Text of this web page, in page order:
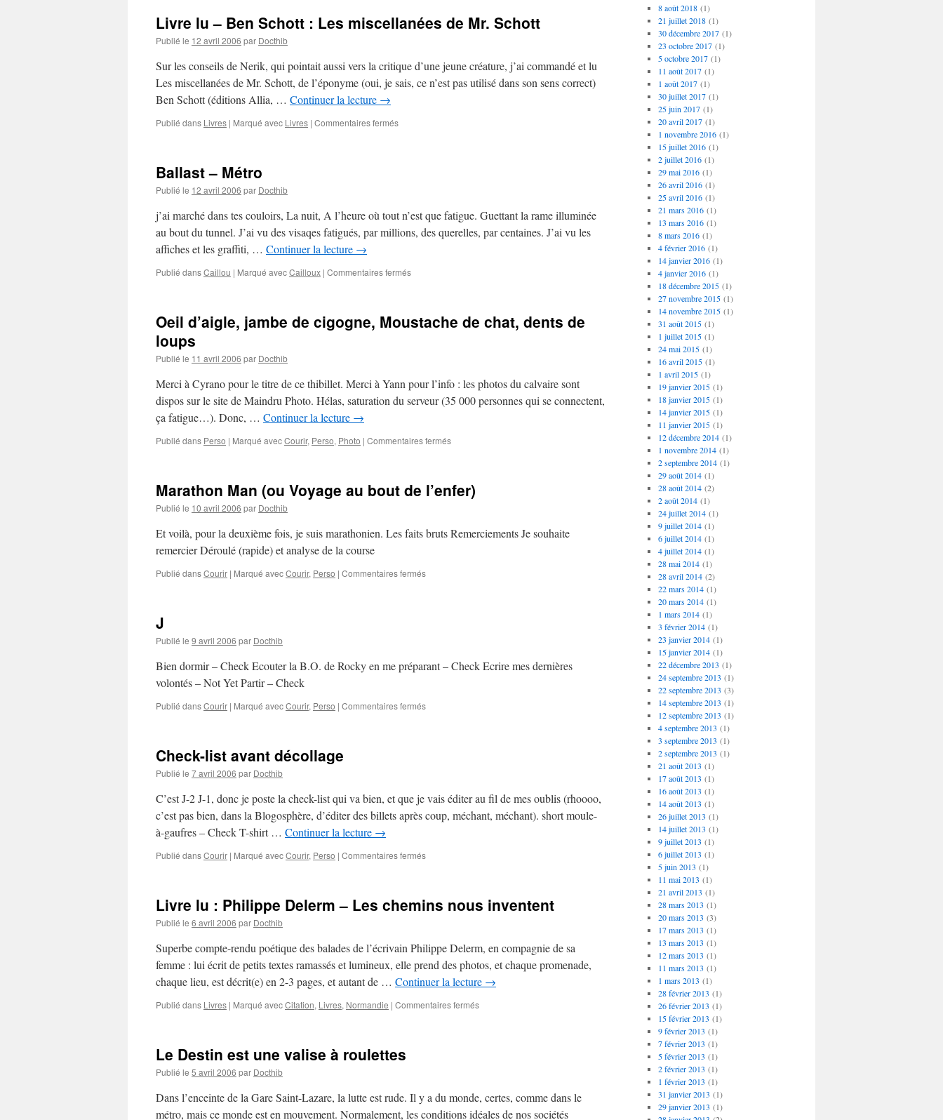
–
Chasseurs
de
chimères
combien
Livre lu – Ben Schott : Les miscellanées de Mr. Schott
Publié le 12 avril 2006 par Docthib
Sur les conseils de Nerik, qui pointait aussi vers la critique d’une jeune créature, j’ai commandé et lu
Les miscellanées de Mr. Schott, de l’éponyme (oui, je sais, ce n’est pas utilisé dans son sens correct)
Ben Schott (éditions Allia, … Continuer la lecture →
Publié dans Livres | Marqué avec Livres | Commentaires ferméssur
Les
miscellanées
de
Ballast – Métro
Publié le 12 avril 2006 par Docthib
j’ai marché dans tes couloirs, La nuit, A l’heure où tout n’est que fatigue. Guettant la rame illuminée
au bout du tunnel. J’ai vu des visaqes fatigués, par millions, des querelles, par centaines. J’ai vu les
affiches et les graffiti, … Continuer la lecture →
Publié dansCaillou | Marqué avecCailloux | Commentaires ferméssur
Oeil d’aigle, jambe de cigogne, Moustache de chat, dents de
loups
Publié le 11 avril 2006 par Docthib
Merci à Cyrano pour le titre de ce thibillet. Merci à Yann pour l’info : les photos du calvaire sont
dispos sur le site de Maindru Photo. Hélas, saturation du serveur (35 000 personnes qui se connectent,
ça fatigue…). Donc, … Continuer la lecture →
Publié dans Perso | Marqué avecCourir, Perso, Photo | Commentaires ferméssur
de
cigogne,
de
chat,
Marathon Man (ou Voyage au bout de l’enfer)
Publié le 10 avril 2006 par Docthib
Et voilà, pour la deuxième fois, je suis marathonien. Les faits bruts Remerciements Je souhaite
remercier Déroulé (rapide) et analyse de la course
Publié dansCourir | Marqué avecCourir, Perso | Commentaires ferméssur
l’enfer)
J
Publié le 9 avril 2006 par Docthib
Bien dormir – Check Ecouter la B.O. de Rocky en me préparant – Check Ecrire mes dernières
volontés – Not Yet Partir – Check
Publié dansCourir | Marqué avecCourir, Perso | Commentaires ferméssur
Check-list avant décollage
Publié le 7 avril 2006 par Docthib
C’est J-2 J-1, donc je poste la check-list qui va bien, et que je vais éditer au fil de mes oublis (rhoooo,
c’est pas bien, dans la Blogosphère, d’éditer des billets après coup, méchant, méchant). short moule-
à-gaufres – Check T-shirt … Continuer la lecture →
Publié dansCourir | Marqué avecCourir, Perso | Commentaires ferméssur
décollage
Livre lu : Philippe Delerm – Les chemins nous inventent
Publié le 6 avril 2006 par Docthib
Superbe compte-rendu poétique des balades de l’écrivain Philippe Delerm, en compagnie de sa
femme : lui écrit de petits textes ramassés et lumineux, elle prend des photos, et chaque promenade,
chaque lieu, est décrit(e) en 2-3 pages, et autant de … Continuer la lecture →
Publié dans Livres | Marqué avecCitation, Livres, Normandie | Commentaires ferméssur
chemins
nous
Le Destin est une valise à roulettes
Publié le 5 avril 2006 par Docthib
Dans l’enceinte de la Gare Saint-Lazare, la lutte est rude. Il y a du monde, certes, comme dans le
métro, mais ce monde est en mouvement. Normalement, les conditions idéales de nos sociétés
8 août 2018(1)
21 juillet 2018(1)
30 décembre 2017(1)
23 octobre 2017(1)
5 octobre 2017(1)
11 août 2017(1)
1 août 2017(1)
30 juillet 2017(1)
25 juin 2017(1)
20 avril 2017(1)
1 novembre 2016(1)
15 juillet 2016(1)
2 juillet 2016(1)
29 mai 2016(1)
26 avril 2016(1)
25 avril 2016(1)
21 mars 2016(1)
13 mars 2016(1)
8 mars 2016(1)
4 février 2016(1)
14 janvier 2016(1)
4 janvier 2016(1)
18 décembre 2015(1)
27 novembre 2015(1)
14 novembre 2015(1)
31 août 2015(1)
1 juillet 2015(1)
24 mai 2015(1)
16 avril 2015(1)
1 avril 2015(1)
19 janvier 2015(1)
18 janvier 2015(1)
14 janvier 2015(1)
11 janvier 2015(1)
12 décembre 2014(1)
1 novembre 2014(1)
2 septembre 2014(1)
29 août 2014(1)
28 août 2014(2)
2 août 2014(1)
24 juillet 2014(1)
9 juillet 2014(1)
6 juillet 2014(1)
4 juillet 2014(1)
28 mai 2014(1)
28 avril 2014(2)
22 mars 2014(1)
20 mars 2014(1)
1 mars 2014(1)
3 février 2014(1)
23 janvier 2014(1)
15 janvier 2014(1)
22 décembre 2013 (1)
24 septembre 2013 (1)
22 septembre 2013 (3)
14 septembre 2013 (1)
12 septembre 2013 (1)
4 septembre 2013 (1)
3 septembre 2013 (1)
2 septembre 2013 (1)
21 août 2013 (1)
17 août 2013 (1)
16 août 2013 (1)
14 août 2013 (1)
26 juillet 2013 (1)
14 juillet 2013 (1)
9 juillet 2013 (1)
6 juillet 2013 (1)
5 juin 2013 (1)
11 mai 2013 (1)
21 avril 2013 (1)
28 mars 2013 (1)
20 mars 2013 (3)
17 mars 2013 (1)
13 mars 2013 (1)
12 mars 2013 (1)
11 mars 2013 (1)
1 mars 2013 (1)
28 février 2013 (1)
26 février 2013 (1)
15 février 2013 (1)
9 février 2013 (1)
7 février 2013 (1)
5 février 2013 (1)
2 février 2013 (1)
1 février 2013 (1)
31 janvier 2013 (1)
29 janvier 2013 (1)